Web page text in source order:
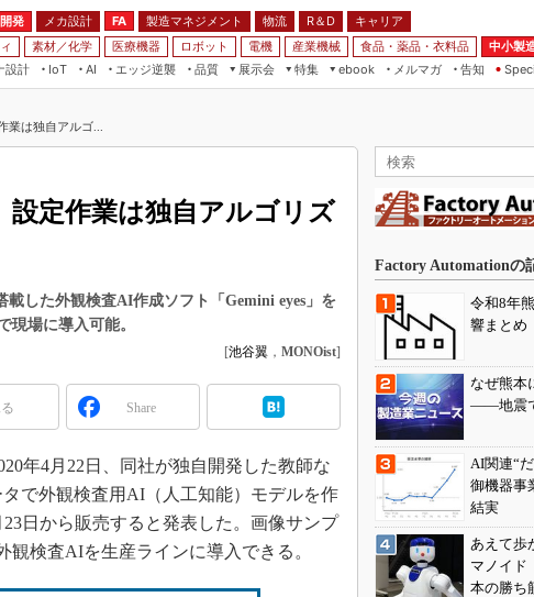
発 メカ設計 FA 製造マネジメント 物流 R＆D
キャリア
素材／化学 医療機器 ロボット 電機 産業機械 食品・薬品・衣料品
中小製
設計
IoT
AI
エッジ逆襲 品質
展示会
JIMTOF
IIFES
TECHNO-FRONTIER
EdgeTech+
産業オープンネット展
特集
つながるクルマ
VR／AR
フィールドサービス
組み込み画像技術
組み込みモデリング
車載ソフト開発
ISO26262
無償設計ツール
3Dプリンタ
デジタルツインとCAE
ebook
モビリティ
メルマガ
告知
業は独自アルゴ...
定作業は独自アルゴリズ
した外観検査AI作成ソフト「Gemini eyes」を
現場に導入可能。
[池谷翼 ， MONOist]
Share
年4月22日、同社が独自開発した教師な
で外観検査用AI（人工知能）モデルを作
日から販売すると発表した。画像サンプ
検査AIを生産ラインに導入できる。
Factory Automationの
令和8年
響まとめ
なぜ熊本
――地震
AI関連“
御機器事
結実
あえて
マノイド
本の勝ち